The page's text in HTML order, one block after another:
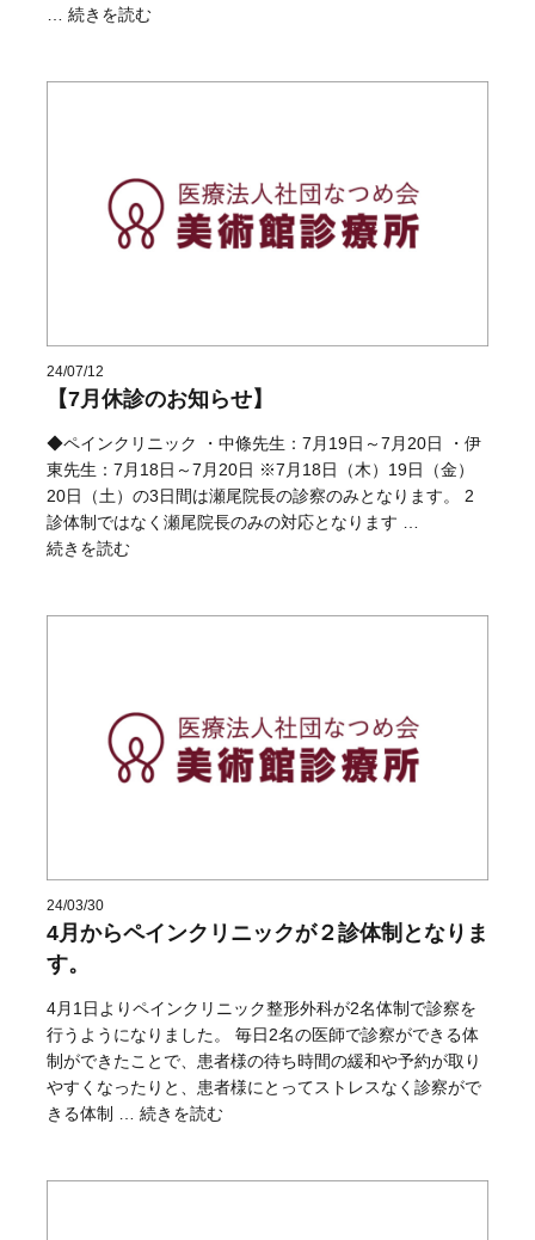
“夏期休業のお知らせ” の
続きを読む
24/07/12
【7月休診のお知らせ】
◆ペインクリニック ・中條先生：7月19日～7月20日 ・伊
東先生：7月18日～7月20日 ※7月18日（木）19日（金）
20日（土）の3日間は瀬尾院長の診察のみとなります。 2
診体制ではなく瀬尾院長のみの対応となります …
“【7月休診のお知らせ】” の
続きを読む
24/03/30
4月からペインクリニックが２診体制となりま
す。
4月1日よりペインクリニック整形外科が2名体制で診察を
行うようになりました。 毎日2名の医師で診察ができる体
制ができたことで、患者様の待ち時間の緩和や予約が取り
やすくなったりと、患者様にとってストレスなく診察がで
きる体制 … “4月からペインクリニックが２診体制となります。”
続きを読む